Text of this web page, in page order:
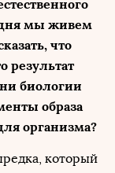
мы живем
что
результат
биологии
образа
организма?
который